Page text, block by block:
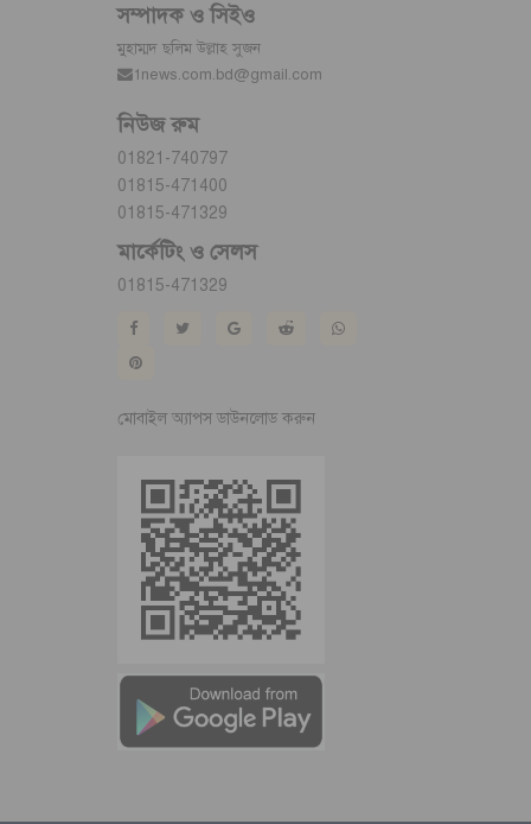
সম্পাদক ও সিইও
মুহাম্মদ ছলিম উল্লাহ সুজন
1news.com.bd@gmail.com
নিউজ রুম
01821-740797
01815-471400
01815-471329
মার্কেটিং ও সেলস
01815-471329
মোবাইল অ্যাপস ডাউনলোড করুন